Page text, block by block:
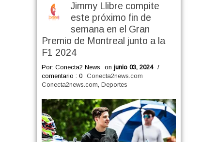
Jimmy Llibre compite
este próximo fin de
semana en el Gran
Premio de Montreal junto a la
F1 2024
Por: Conecta2 News on junio 03, 2024
/
comentario : 0
Conecta2news.com
Conecta2news.com, Deportes